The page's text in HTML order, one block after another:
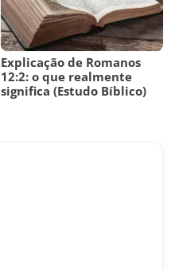
Explicação de Romanos
12:2: o que realmente
significa (Estudo Bíblico)